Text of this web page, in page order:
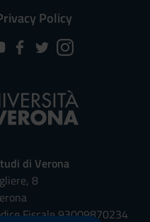
Policy
di Verona
8
Fiscale 93009870234